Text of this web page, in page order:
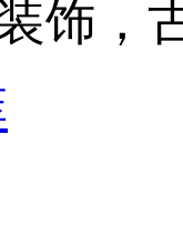
饰，